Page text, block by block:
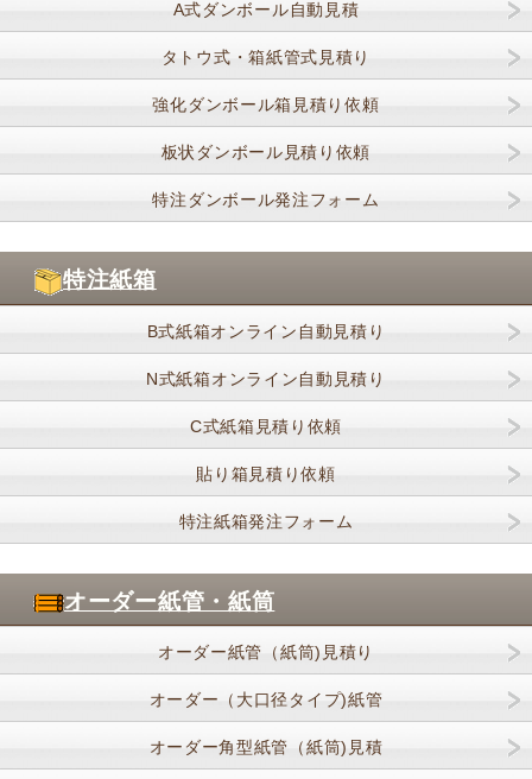
A式ダンボール自動見積
タトウ式・箱紙管式見積り
強化ダンボール箱見積り依頼
板状ダンボール見積り依頼
特注ダンボール発注フォーム
特注紙箱
B式紙箱オンライン自動見積り
N式紙箱オンライン自動見積り
C式紙箱見積り依頼
貼り箱見積り依頼
特注紙箱発注フォーム
オーダー紙管・紙筒
オーダー紙管（紙筒)見積り
オーダー（大口径タイプ)紙管
オーダー角型紙管（紙筒)見積